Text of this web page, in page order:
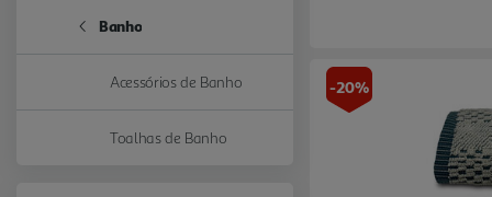
Banhoselected Currently Refined by Categoria: Banho
Acessórios de Banho
Refine by Categoria: Acessórios de Banho
Toalhas de Banho
Refine by Categoria: Toalhas de Banho
-20%